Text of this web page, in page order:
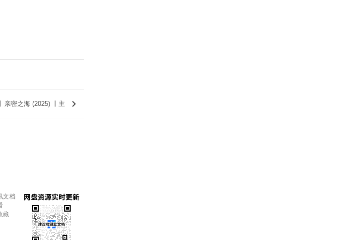
亲密之海 (2025) 丨主 keyboard_arrow_right
文档
藏